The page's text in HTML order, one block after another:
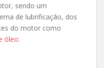
sendo um
de lubrificação, dos
do motor como
óleo.